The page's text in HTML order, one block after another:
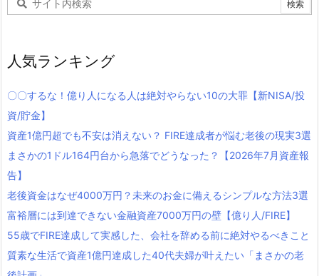
人気ランキング
〇〇するな！億り人になる人は絶対やらない10の大罪【新NISA/投
資/貯金】
資産1億円超でも不安は消えない？ FIRE達成者が悩む老後の現実3選
まさかの1ドル164円台から急落でどうなった？【2026年7月資産報
告】
老後資金はなぜ4000万円？未来のお金に備えるシンプルな方法3選
富裕層には到達できない金融資産7000万円の壁【億り人/FIRE】
55歳でFIRE達成して実感した、会社を辞める前に絶対やるべきこと
質素な生活で資産1億円達成した40代夫婦が叶えたい「まさかの老